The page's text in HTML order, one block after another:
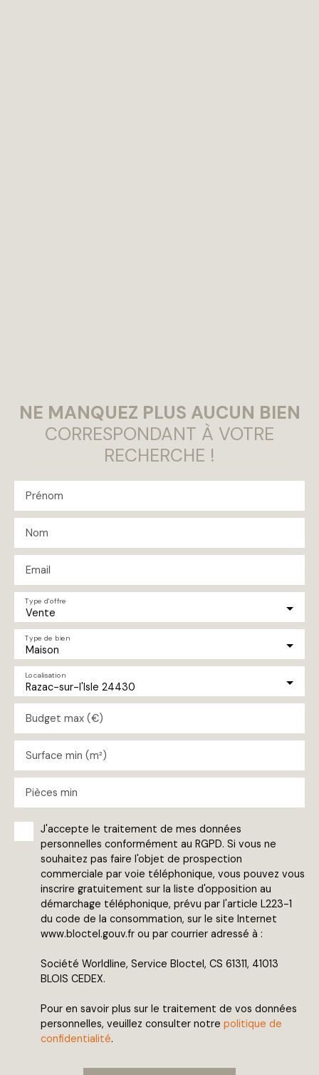
NE MANQUEZ PLUS AUCUN BIEN
CORRESPONDANT À VOTRE
RECHERCHE !
Prénom
Nom
Email
Vente
Type d'offre
Maison
Type de bien
Razac-sur-l'Isle 24430
Localisation
Budget max (€)
Surface min (m²)
Pièces min
J'accepte le traitement de mes données
personnelles conformément au RGPD. Si vous ne
souhaitez pas faire l'objet de prospection
commerciale par voie téléphonique, vous pouvez vous
inscrire gratuitement sur la liste d'opposition au
démarchage téléphonique, prévu par l'article L223-1
du code de la consommation, sur le site Internet
www.bloctel.gouv.fr ou par courrier adressé à :
Société Worldline, Service Bloctel, CS 61311, 41013
BLOIS CEDEX.
Pour en savoir plus sur le traitement de vos données
personnelles, veuillez consulter notre politique de
confidentialité.